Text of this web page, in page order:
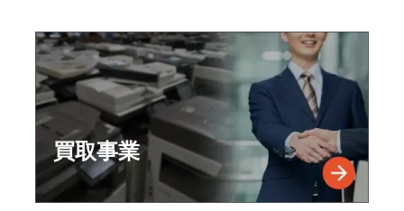
買取事業